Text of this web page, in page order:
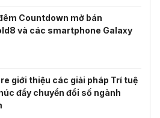
Countdown mở bán
và các smartphone Galaxy
giới thiệu các giải pháp Trí tuệ
đẩy chuyển đổi số ngành